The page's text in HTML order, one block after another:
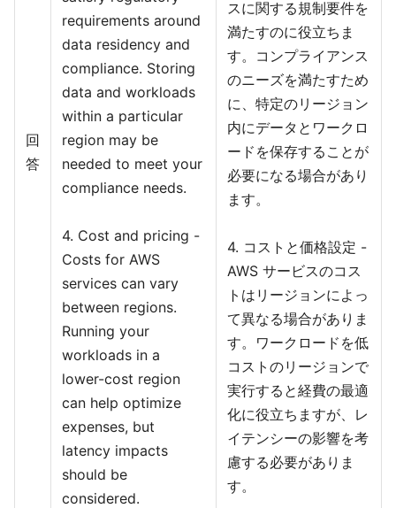
回
答
requirements around
data residency and
compliance. Storing
data and workloads
within a particular
region may be
needed to meet your
compliance needs.
4. Cost and pricing -
Costs for AWS
services can vary
between regions.
Running your
workloads in a
lower-cost region
can help optimize
expenses, but
latency impacts
should be
considered.
スに関する規制要件を
満たすのに役立ちま
す。コンプライアンス
のニーズを満たすため
に、特定のリージョン
内にデータとワークロ
ードを保存することが
必要になる場合があり
ます。
4. コストと価格設定 -
AWS サービスのコス
トはリージョンによっ
て異なる場合がありま
す。ワークロードを低
コストのリージョンで
実行すると経費の最適
化に役立ちますが、レ
イテンシーの影響を考
慮する必要がありま
す。